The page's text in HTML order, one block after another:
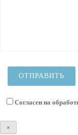
Согласен на
×